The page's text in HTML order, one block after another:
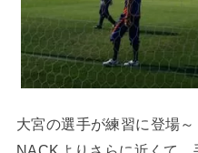
大宮の選手が練習に登場～